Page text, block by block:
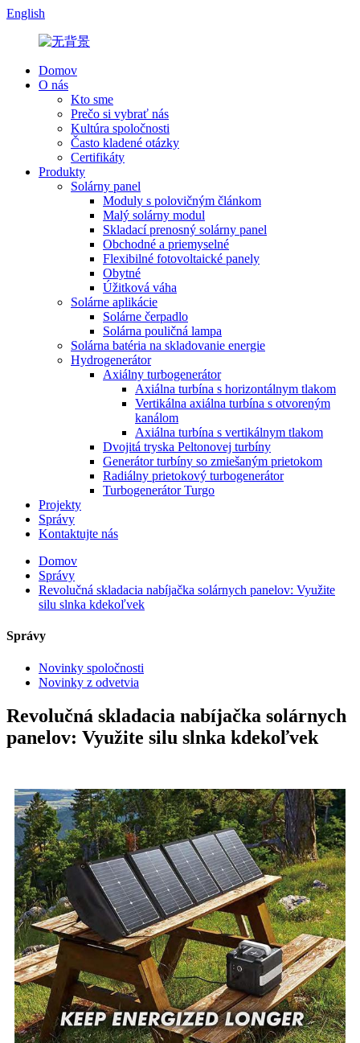
English
Domov
O nás
Kto sme
Prečo si vybrať nás
Kultúra spoločnosti
Často kladené otázky
Certifikáty
Produkty
Solárny panel
Moduly s polovičným článkom
Malý solárny modul
Skladací prenosný solárny panel
Obchodné a priemyselné
Flexibilné fotovoltaické panely
Obytné
Úžitková váha
Solárne aplikácie
Solárne čerpadlo
Solárna pouličná lampa
Solárna batéria na skladovanie energie
Hydrogenerátor
Axiálny turbogenerátor
Axiálna turbína s horizontálnym tlakom
Vertikálna axiálna turbína s otvoreným
kanálom
Axiálna turbína s vertikálnym tlakom
Dvojitá tryska Peltonovej turbíny
Generátor turbíny so zmiešaným prietokom
Radiálny prietokový turbogenerátor
Turbogenerátor Turgo
Projekty
Správy
Kontaktujte nás
Domov
Správy
Revolučná skladacia nabíjačka solárnych panelov: Využite
silu slnka kdekoľvek
Správy
Novinky spoločnosti
Novinky z odvetvia
Revolučná skladacia nabíjačka solárnych
panelov: Využite silu slnka kdekoľvek